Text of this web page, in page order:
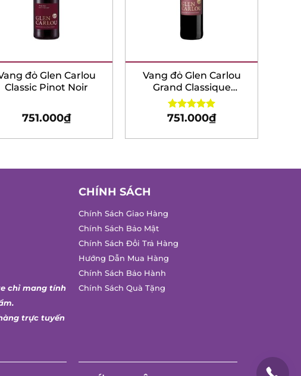
đỏ Glen Carlou
Classic Pinot Noir
751.000₫
Vang đỏ Glen Carlou
Grand Classique
Bordeaux Blend
Rated5.00
751.000₫
chỉ mang tính
trực tuyến
CHÍNH SÁCH
Chính Sách Giao Hàng
Chính Sách Bảo Mật
Chính Sách Đổi Trả Hàng
Hướng Dẫn Mua Hàng
Chính Sách Bảo Hành
Chính Sách Quà Tặng